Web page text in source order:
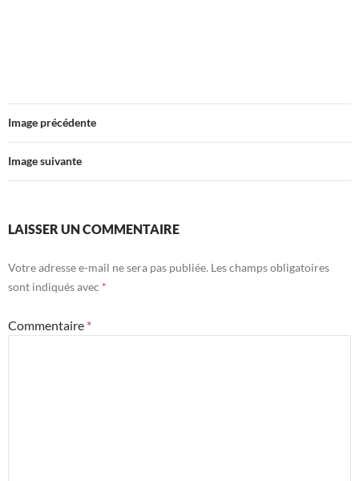
Image précédente
Image suivante
LAISSER UN COMMENTAIRE
Votre adresse e-mail ne sera pas publiée. Les champs obligatoires
sont indiqués avec *
Commentaire *